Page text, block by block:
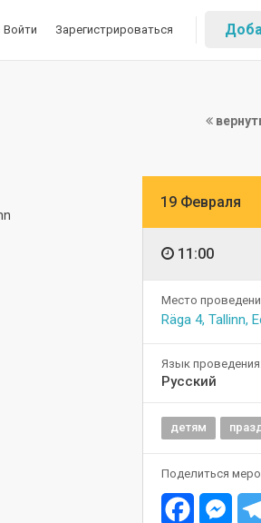
Войти Зарегистрироваться
19 Февраля
11:00
Место
Räga 4, Tallinn,
Язык
Русский
детям
Поделиться